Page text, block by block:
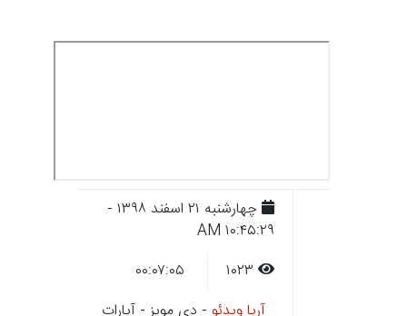
چهارشنبه ۲۱ اسفند ۱۳۹۸ -
۱۰:۴۵:۲۹ AM